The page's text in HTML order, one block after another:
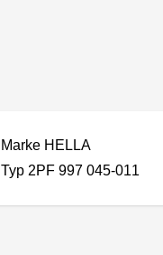
Marke HELLA
Typ 2PF 997 045-011